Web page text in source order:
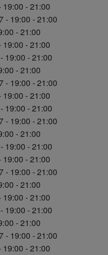
- 21:00
- 19:00 - 21:00
- 21:00
- 21:00
19:00 - 21:00
- 21:00
- 19:00 - 21:00
- 21:00
19:00 - 21:00
- 19:00 - 21:00
- 21:00
19:00 - 21:00
- 21:00
- 19:00 - 21:00
- 21:00
- 21:00
19:00 - 21:00
- 21:00
- 19:00 - 21:00
- 21:00